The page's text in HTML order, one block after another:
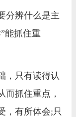
分辨什么是主
能抓住重
，只有读得认
而抓住重点，
，有所体会;只